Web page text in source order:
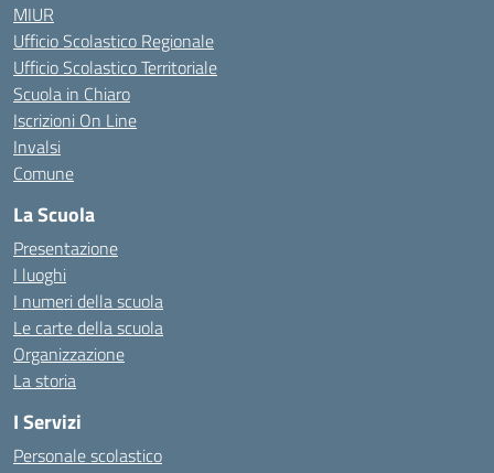
MIUR
Ufficio Scolastico Regionale
Ufficio Scolastico Territoriale
Scuola in Chiaro
Iscrizioni On Line
Invalsi
Comune
La Scuola
Presentazione
I luoghi
I numeri della scuola
Le carte della scuola
Organizzazione
La storia
I Servizi
Personale scolastico